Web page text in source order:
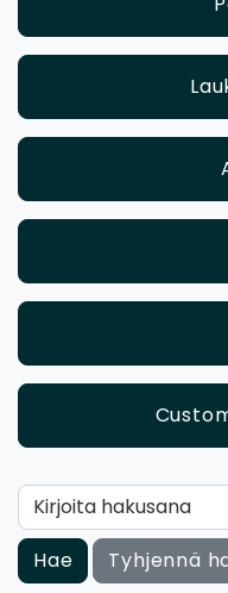
Kirjoita hakusana
Hae Tyhjennä